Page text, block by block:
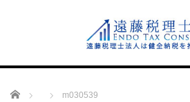
Home m030539